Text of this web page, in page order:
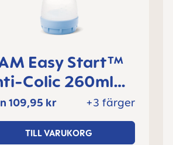
Easy Start™
Colic 260ml
2+
1 del
+3 färger
109,95 kr
TILL VARUKORG